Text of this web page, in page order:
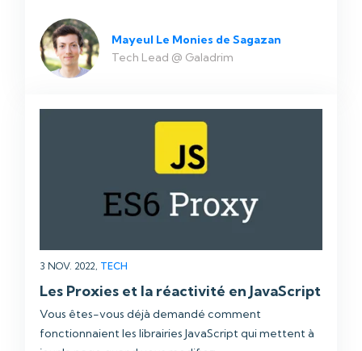
Mayeul Le Monies de Sagazan
Tech Lead @ Galadrim
3 NOV. 2022, TECH
Les Proxies et la réactivité en JavaScript
Vous êtes-vous déjà demandé comment
fonctionnaient les librairies JavaScript qui mettent à